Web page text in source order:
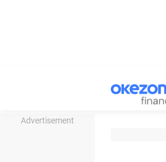
Advertisement